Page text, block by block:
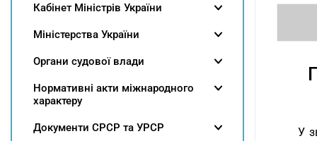
У
Кабінет Міністрів України
Міністерства України
Органи судової влади
Нормативні акти міжнародного
характеру
Документи СРСР та УРСР